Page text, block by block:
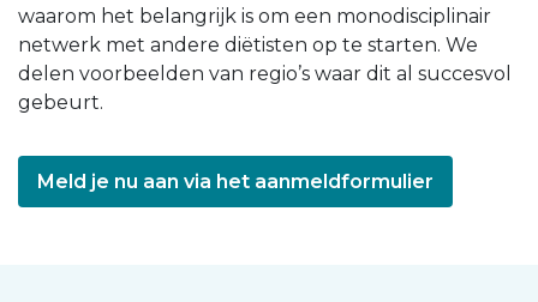
waarom het belangrijk is om een monodisciplinair
netwerk met andere diëtisten op te starten. We
delen voorbeelden van regio’s waar dit al succesvol
gebeurt.
Meld je nu aan via het aanmeldformulier